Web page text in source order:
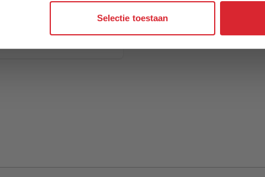
Selectie toestaan